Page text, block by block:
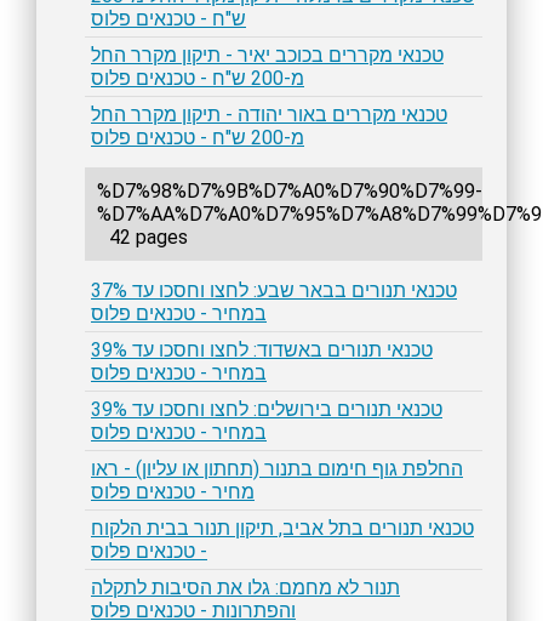
ש"ח - טכנאים פלוס
טכנאי מקררים בכוכב יאיר - תיקון מקרר החל
מ-200 ש"ח - טכנאים פלוס
טכנאי מקררים באור יהודה - תיקון מקרר החל
מ-200 ש"ח - טכנאים פלוס
%D7%98%D7%9B%D7%A0%D7%90%D7%99-
42 pages
טכנאי תנורים בבאר שבע: לחצו וחסכו עד 37%
במחיר - טכנאים פלוס
טכנאי תנורים באשדוד: לחצו וחסכו עד 39%
במחיר - טכנאים פלוס
טכנאי תנורים בירושלים: לחצו וחסכו עד 39%
במחיר - טכנאים פלוס
החלפת גוף חימום בתנור (תחתון או עליון) - ראו
מחיר - טכנאים פלוס
טכנאי תנורים בתל אביב, תיקון תנור בבית הלקוח
- טכנאים פלוס
תנור לא מחמם: גלו את הסיבות לתקלה
והפתרונות - טכנאים פלוס